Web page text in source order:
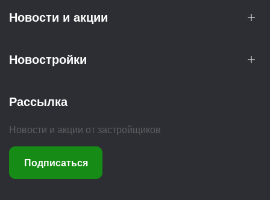
Новости и акции
Новостройки
Рассылка
Новости и акции от застройщиков
Подписаться